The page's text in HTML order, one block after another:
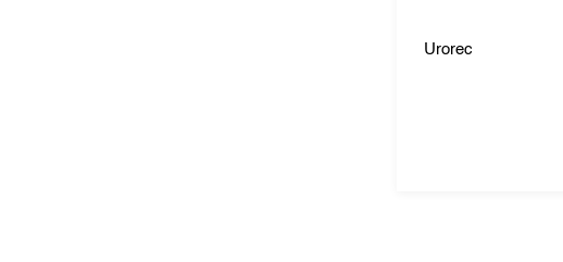
Urorec